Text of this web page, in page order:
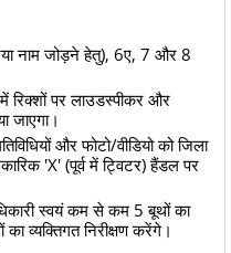
नाम जोड़ने हेतु), 6ए, 7 और 8
रिक्शों पर लाउडस्पीकर और
जाएगा।
और फोटो/वीडियो को जिला
'X' (पूर्व में ट्विटर) हैंडल पर
स्वयं कम से कम 5 बूथों का
व्यक्तिगत निरीक्षण करेंगे।